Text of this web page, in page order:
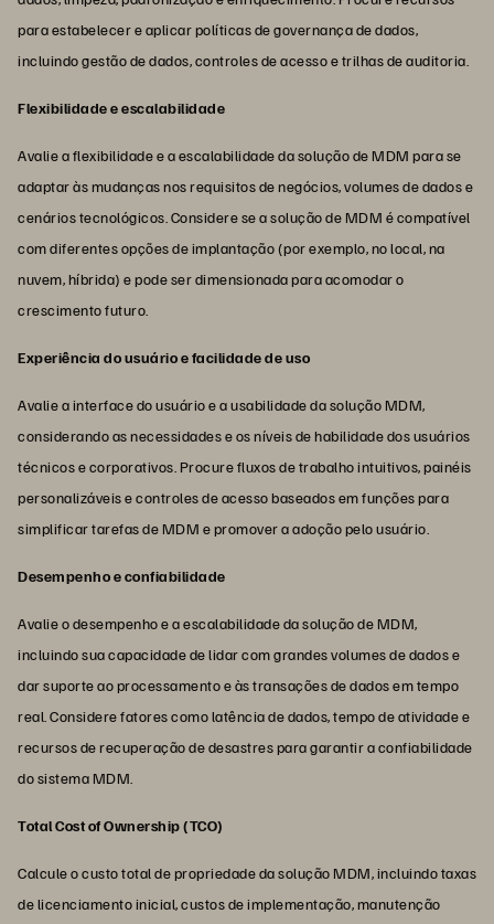
para estabelecer e aplicar políticas de governança de dados,
incluindo gestão de dados, controles de acesso e trilhas de auditoria.
Flexibilidade e escalabilidade
Avalie a flexibilidade e a escalabilidade da solução de MDM para se
adaptar às mudanças nos requisitos de negócios, volumes de dados e
cenários tecnológicos. Considere se a solução de MDM é compatível
com diferentes opções de implantação (por exemplo, no local, na
nuvem, híbrida) e pode ser dimensionada para acomodar o
crescimento futuro.
Experiência do usuário e facilidade de uso
Avalie a interface do usuário e a usabilidade da solução MDM,
considerando as necessidades e os níveis de habilidade dos usuários
técnicos e corporativos. Procure fluxos de trabalho intuitivos, painéis
personalizáveis e controles de acesso baseados em funções para
simplificar tarefas de MDM e promover a adoção pelo usuário.
Desempenho e confiabilidade
Avalie o desempenho e a escalabilidade da solução de MDM,
incluindo sua capacidade de lidar com grandes volumes de dados e
dar suporte ao processamento e às transações de dados em tempo
real. Considere fatores como latência de dados, tempo de atividade e
recursos de recuperação de desastres para garantir a confiabilidade
do sistema MDM.
Total Cost of Ownership (TCO)
Calcule o custo total de propriedade da solução MDM, incluindo taxas
de licenciamento inicial, custos de implementação, manutenção